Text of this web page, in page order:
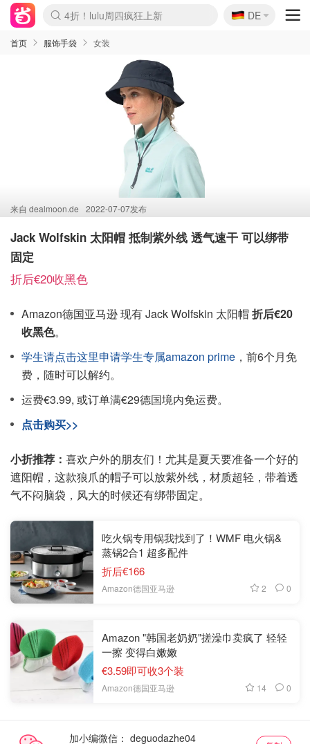
Boticinal 夏促开抢！
4折！lulu周四疯狂上新
还没结束！&OtherStories大促
Joybuy变相75折 随时失效
速领！Stanley独家85折
疑似霸哥！Camper额外叠85折
Zalando 奥莱闪促！每日更新
Moncler反季囤！5折起+叠9折
Coach Brooklyn仅€192
🇩🇪
DE
首页 服饰手袋 女装
来自 dealmoon.de 2022-07-07发布
Jack Wolfskin 太阳帽 抵制紫外线 透气速干 可以绑带
固定
折后€20收黑色
Amazon德国亚马逊 现有 Jack Wolfskin 太阳帽折后€20
收黑色。
学生请点击这里申请学生专属amazon prime ，前6个月免
费，随时可以解约。
运费€3.99, 或订单满€29德国境内免运费。
点击购买>>
小折推荐： 喜欢户外的朋友们！尤其是夏天要准备一个好的
遮阳帽，这款狼爪的帽子可以放紫外线，材质超轻，带着透
气不闷脑袋，风大的时候还有绑带固定。
吃火锅专用锅我找到了！WMF 电火锅&
蒸锅2合1 超多配件
折后€166
Amazon德国亚马逊 2 0
Amazon "韩国老奶奶"搓澡巾卖疯了 轻轻
一擦 变得白嫩嫩
€3.59即可收3个装
Amazon德国亚马逊 14 0
加小编微信：